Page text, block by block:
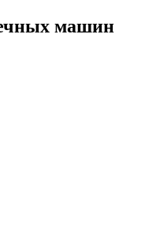
машин